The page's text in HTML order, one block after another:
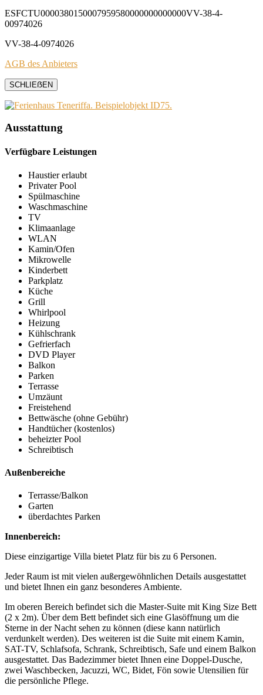
ESFCTU0000380150007959580000000000000VV-38-4-
00974026
VV-38-4-0974026
AGB des Anbieters
SCHLIEẞEN
Ausstattung
Verfügbare Leistungen
Haustier erlaubt
Privater Pool
Spülmaschine
Waschmaschine
TV
Klimaanlage
WLAN
Kamin/Ofen
Mikrowelle
Kinderbett
Parkplatz
Küche
Grill
Whirlpool
Heizung
Kühlschrank
Gefrierfach
DVD Player
Balkon
Parken
Terrasse
Umzäunt
Freistehend
Bettwäsche (ohne Gebühr)
Handtücher (kostenlos)
beheizter Pool
Schreibtisch
Außenbereiche
Terrasse/Balkon
Garten
überdachtes Parken
Innenbereich:
Diese einzigartige Villa bietet Platz für bis zu 6 Personen.
Jeder Raum ist mit vielen außergewöhnlichen Details ausgestattet
und bietet Ihnen ein ganz besonderes Ambiente.
Im oberen Bereich befindet sich die Master-Suite mit King Size Bett
(2 x 2m). Über dem Bett befindet sich eine Glasöffnung um die
Sterne in der Nacht sehen zu können (diese kann natürlich
verdunkelt werden). Des weiteren ist die Suite mit einem Kamin,
SAT-TV, Schlafsofa, Schrank, Schreibtisch, Safe und einem Balkon
ausgestattet. Das Badezimmer bietet Ihnen eine Doppel-Dusche,
zwei Waschbecken, Jacuzzi, WC, Bidet, Fön sowie Utensilien für
die persönliche Pflege.